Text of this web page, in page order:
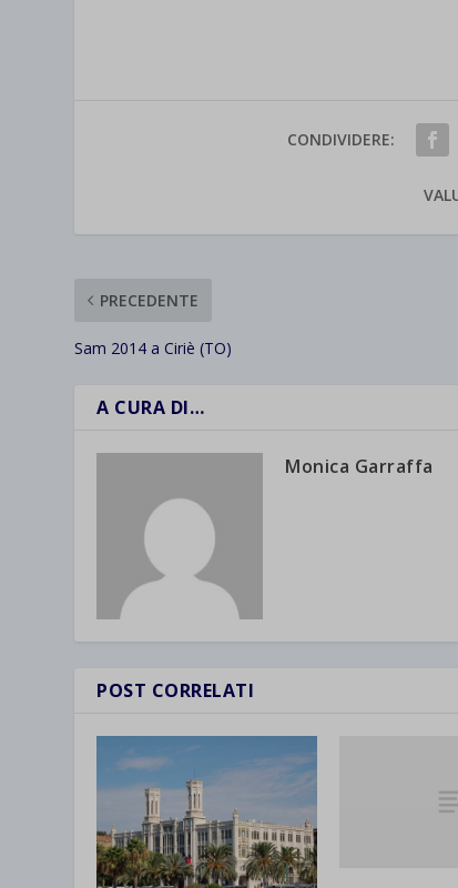
CONDIVIDERE:
PRECEDENTE
Sam 2014 a Ciriè (TO)
A CURA DI…
Monica Garraffa
POST CORRELATI